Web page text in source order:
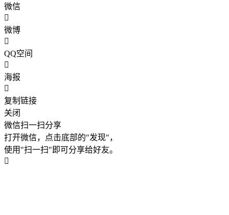
微信
微博
QQ空间
海报
复制链接
关闭
微信扫一扫分享
打开微信，点击底部的"发现"，
使用"扫一扫"即可分享给好友。